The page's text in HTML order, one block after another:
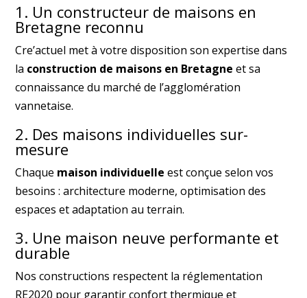
1. Un constructeur de maisons en
Bretagne reconnu
Cre’actuel met à votre disposition son expertise dans
la construction de maisons en Bretagne et sa
connaissance du marché de l’agglomération
vannetaise.
2. Des maisons individuelles sur-
mesure
Chaque maison individuelle est conçue selon vos
besoins : architecture moderne, optimisation des
espaces et adaptation au terrain.
3. Une maison neuve performante et
durable
Nos constructions respectent la réglementation
RE2020 pour garantir confort thermique et